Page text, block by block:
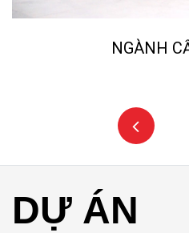
NGÀNH
DỰ ÁN